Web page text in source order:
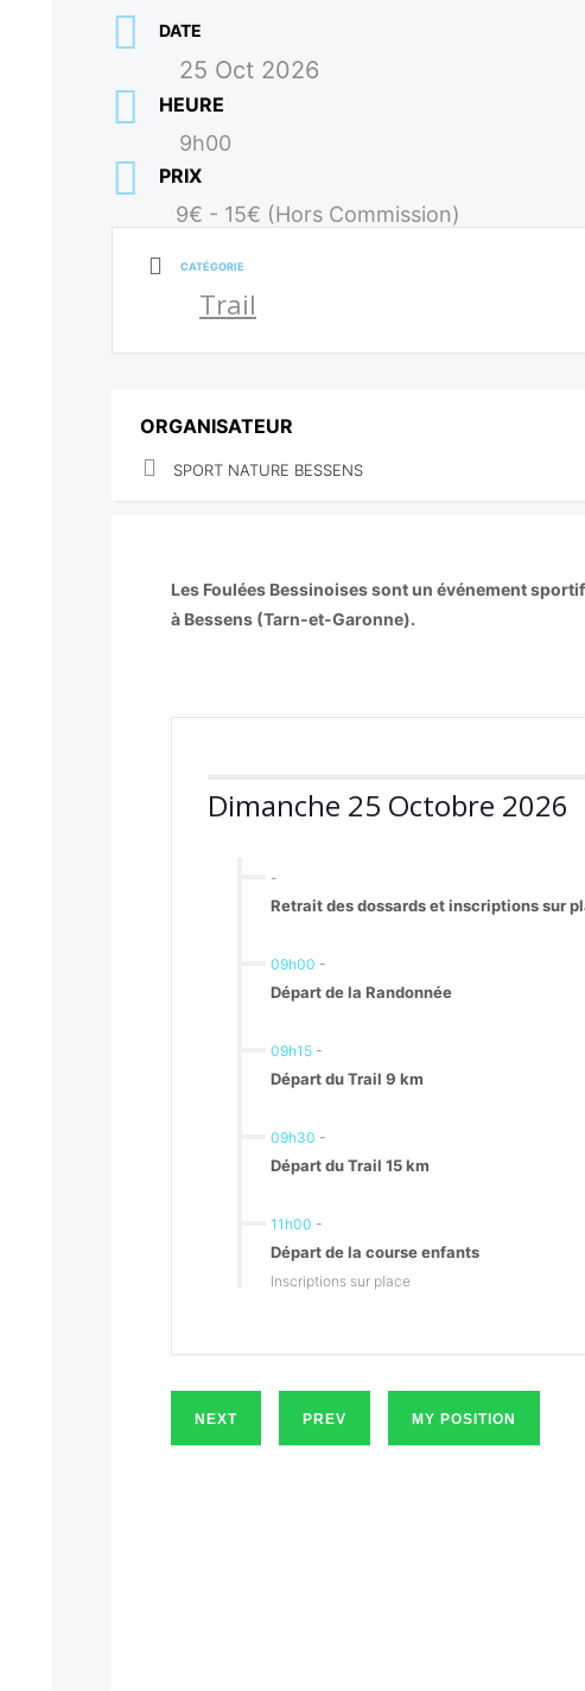
DATE
25 Oct 2026
HEURE
9h00
PRIX
9€ - 15€ (Hors Commission)
CATÉGORIE
Trail
ORGANISATEUR
SPORT NATURE BESSENS
Les Foulées Bessinoises sont un événement
à Bessens (Tarn-et-Garonne).
Dimanche 25 Octobre 2026
-
Retrait des dossards et inscriptions sur
09h00 -
Départ de la Randonnée
09h15 -
Départ du Trail 9 km
09h30 -
Départ du Trail 15 km
11h00 -
Départ de la course enfants
Inscriptions sur place
NEXT PREV MY POSITION